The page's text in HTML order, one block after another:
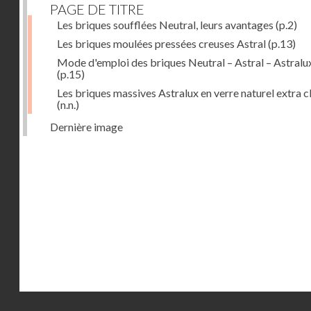
PAGE DE TITRE
Les briques soufflées Neutral, leurs avantages (p.2)
Les briques moulées pressées creuses Astral(p.13)
Mode d'emploi des briques Neutral – Astral –
(p.15)
Les briques massives Astralux en verre naturel extra
(n.n.)
Dernière image